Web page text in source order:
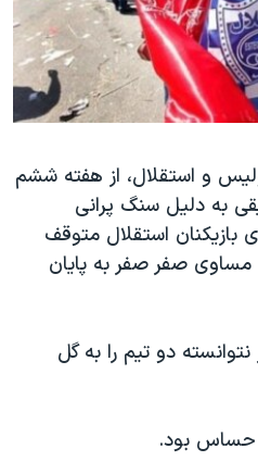
و استقلال، از هفته ششم
به دلیل سنگ پرانی
استقلال متوقف
مساوی صفر صفر به پایان
دو تیم را به گل
حساس بود.